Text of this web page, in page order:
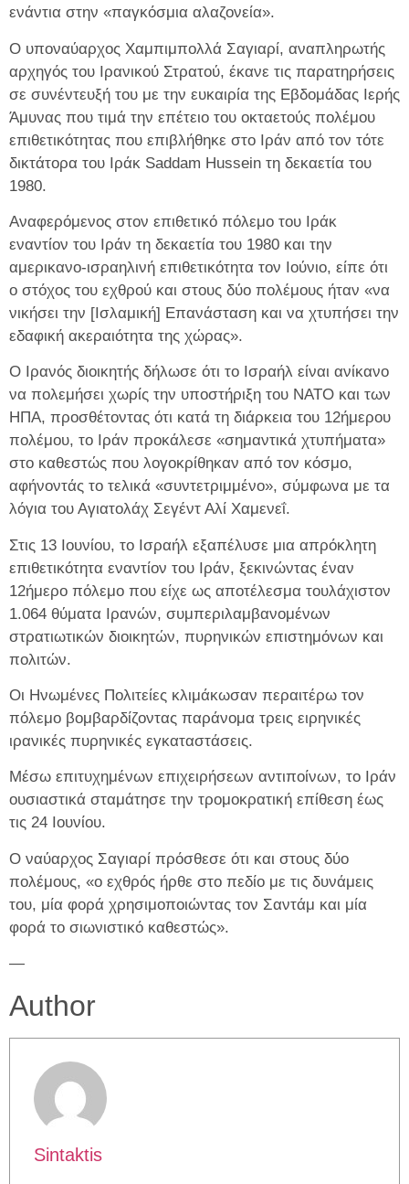
ενάντια στην «παγκόσμια αλαζονεία».
Ο υποναύαρχος Χαμπιμπολλά Σαγιαρί, αναπληρωτής
αρχηγός του Ιρανικού Στρατού, έκανε τις παρατηρήσεις
σε συνέντευξή του με την ευκαιρία της Εβδομάδας Ιερής
Άμυνας που τιμά την επέτειο του οκταετούς πολέμου
επιθετικότητας που επιβλήθηκε στο Ιράν από τον τότε
δικτάτορα του Ιράκ Saddam Hussein τη δεκαετία του
1980.
Αναφερόμενος στον επιθετικό πόλεμο του Ιράκ
εναντίον του Ιράν τη δεκαετία του 1980 και την
αμερικανο-ισραηλινή επιθετικότητα τον Ιούνιο, είπε ότι
ο στόχος του εχθρού και στους δύο πολέμους ήταν «να
νικήσει την [Ισλαμική] Επανάσταση και να χτυπήσει την
εδαφική ακεραιότητα της χώρας».
Ο Ιρανός διοικητής δήλωσε ότι το Ισραήλ είναι ανίκανο
να πολεμήσει χωρίς την υποστήριξη του ΝΑΤΟ και των
ΗΠΑ, προσθέτοντας ότι κατά τη διάρκεια του 12ήμερου
πολέμου, το Ιράν προκάλεσε «σημαντικά χτυπήματα»
στο καθεστώς που λογοκρίθηκαν από τον κόσμο,
αφήνοντάς το τελικά «συντετριμμένο», σύμφωνα με τα
λόγια του Αγιατολάχ Σεγέντ Αλί Χαμενεΐ.
Στις 13 Ιουνίου, το Ισραήλ εξαπέλυσε μια απρόκλητη
επιθετικότητα εναντίον του Ιράν, ξεκινώντας έναν
12ήμερο πόλεμο που είχε ως αποτέλεσμα τουλάχιστον
1.064 θύματα Ιρανών, συμπεριλαμβανομένων
στρατιωτικών διοικητών, πυρηνικών επιστημόνων και
πολιτών.
Οι Ηνωμένες Πολιτείες κλιμάκωσαν περαιτέρω τον
πόλεμο βομβαρδίζοντας παράνομα τρεις ειρηνικές
ιρανικές πυρηνικές εγκαταστάσεις.
Μέσω επιτυχημένων επιχειρήσεων αντιποίνων, το Ιράν
ουσιαστικά σταμάτησε την τρομοκρατική επίθεση έως
τις 24 Ιουνίου.
Ο ναύαρχος Σαγιαρί πρόσθεσε ότι και στους δύο
πολέμους, «ο εχθρός ήρθε στο πεδίο με τις δυνάμεις
του, μία φορά χρησιμοποιώντας τον Σαντάμ και μία
φορά το σιωνιστικό καθεστώς».
—
Author
Sintaktis